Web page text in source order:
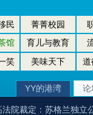
民 菁菁校园
馆 育儿与教育
笑 美味天下
道
YY的港湾 论
院裁定：苏格兰独立